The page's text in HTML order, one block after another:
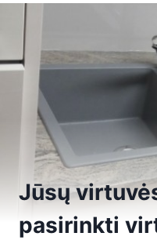
Jūsų
pasirinkti